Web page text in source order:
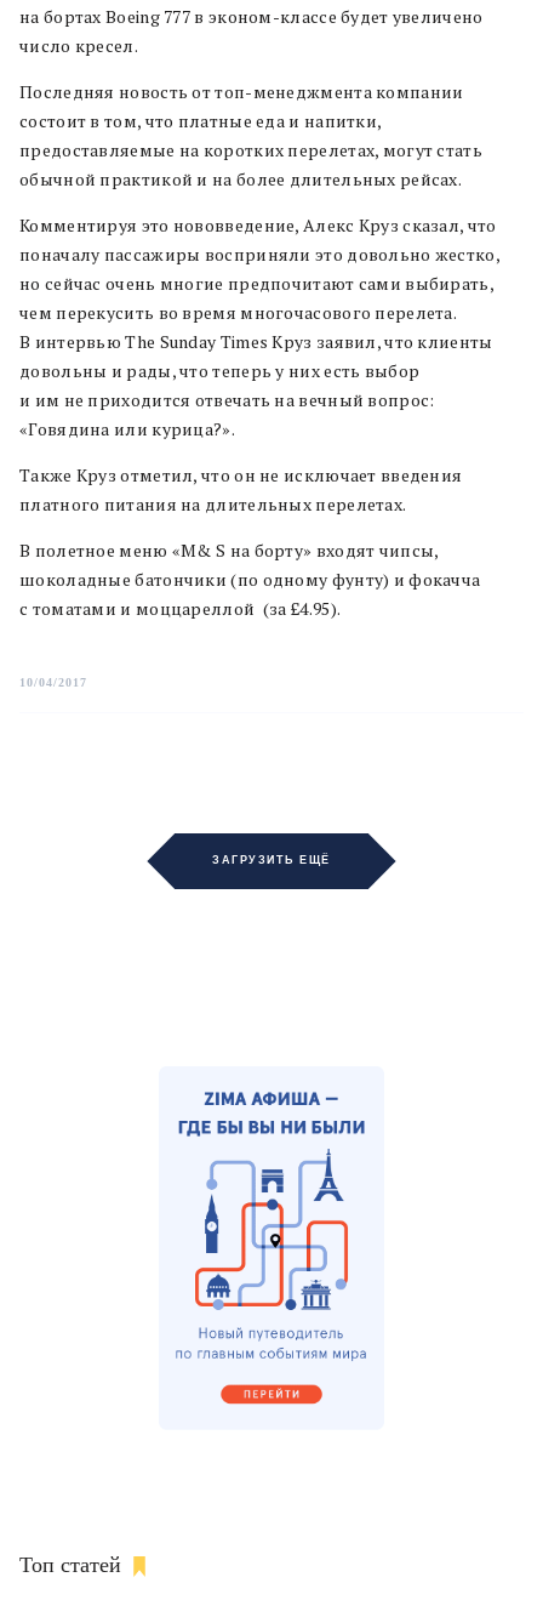
на бортах Boeing 777 в эконом-классе будет увеличено
число кресел.
Последняя новость от топ-менеджмента компании
состоит в том, что платные еда и напитки,
предоставляемые на коротких перелетах, могут стать
обычной практикой и на более длительных рейсах.
Комментируя это нововведение, Алекс Круз сказал, что
поначалу пассажиры восприняли это довольно жестко,
но сейчас очень многие предпочитают сами выбирать,
чем перекусить во время многочасового перелета.
В интервью The Sunday Times Круз заявил, что клиенты
довольны и рады, что теперь у них есть выбор
и им не приходится отвечать на вечный вопрос:
«Говядина или курица?».
Также Круз отметил, что он не исключает введения
платного питания на длительных перелетах.
В полетное меню «M& S на борту» входят чипсы,
шоколадные батончики (по одному фунту) и фокачча
с томатами и моццареллой (за £4.95).
10/04/2017
ЗАГРУЗИТЬ ЕЩЁ
Топ статей